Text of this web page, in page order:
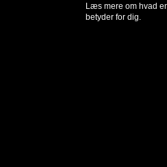
Læs mere om hvad
betyder for dig.